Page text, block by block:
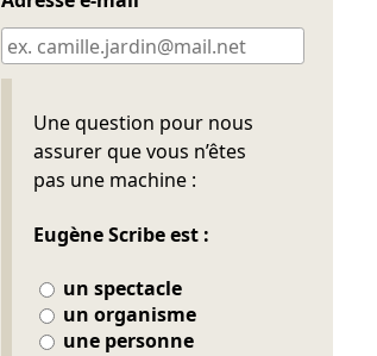
Une question pour nous
assurer que vous n’êtes
pas une machine :
Eugène Scribe est :
un spectacle
un organisme
une personne
Ne pas remplir